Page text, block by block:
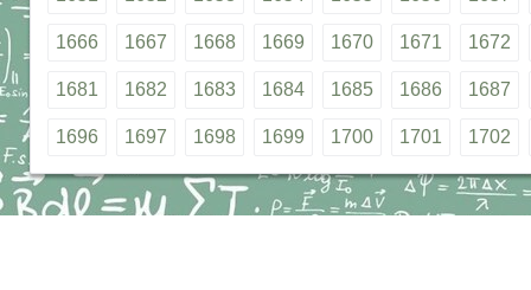
1666 1667 1668 1669 1670 1671 1672
1681 1682 1683 1684 1685 1686 1687
1696 1697 1698 1699 1700 1701 1702